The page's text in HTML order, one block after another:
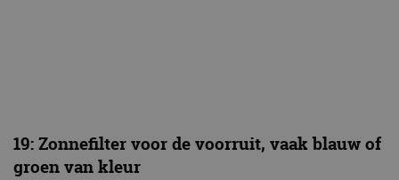
19: Zonnefilter voor de voorruit, vaak blauw of
groen van kleur